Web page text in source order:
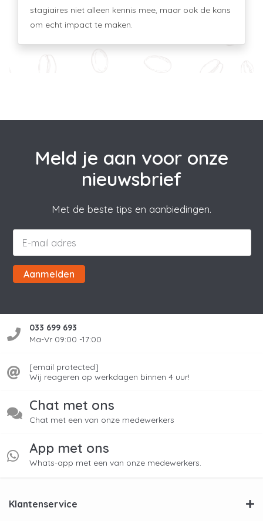
stagiaires niet alleen kennis mee, maar ook de kans
om echt impact te maken.
Meld je aan voor onze
nieuwsbrief
Met de beste tips en aanbiedingen.
Aanmelden
033 699 693
Ma-Vr 09:00 -17:00
[email protected]
Wij reageren op werkdagen binnen 4 uur!
Chat met ons
Chat met een van onze medewerkers
App met ons
Whats-app met een van onze medewerkers.
Klantenservice